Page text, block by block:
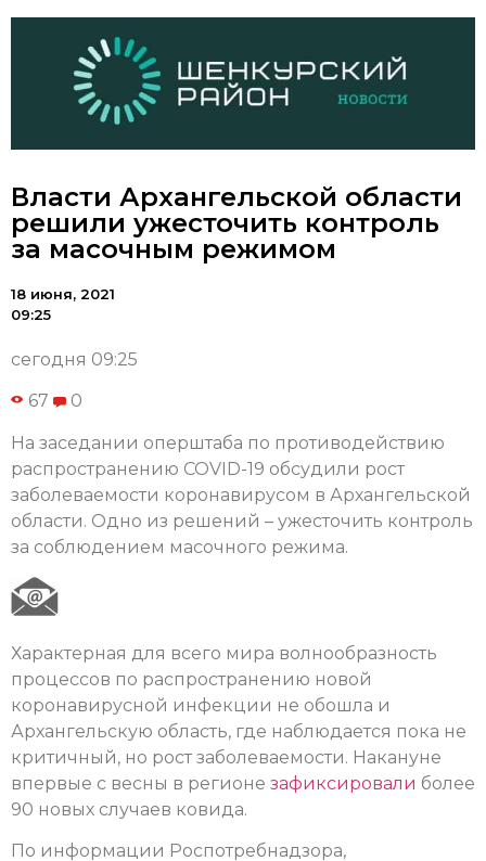
Власти Архангельской области
решили ужесточить контроль
за масочным режимом
18 июня, 2021
09:25
сегодня 09:25
67 0
На заседании оперштаба по противодействию
распространению COVID-19 обсудили рост
заболеваемости коронавирусом в Архангельской
области. Одно из решений – ужесточить контроль
за соблюдением масочного режима.
Характерная для всего мира волнообразность
процессов по распространению новой
коронавирусной инфекции не обошла и
Архангельскую область, где наблюдается пока не
критичный, но рост заболеваемости. Накануне
впервые с весны в регионе зафиксировали более
90 новых случаев ковида.
По информации Роспотребнадзора,